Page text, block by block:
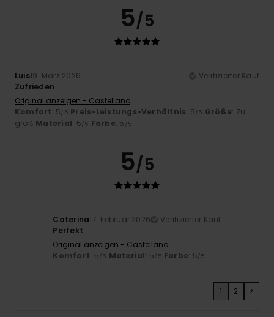
5/5
Luis19. März 2026
Verifizierter Kauf
Zufrieden
Original anzeigen - Castellano
Komfort: 5 /5 Preis-Leistungs-Verhältnis: 5 /5 Größe: Zu
groß Material: 5 /5 Farbe: 5 /5
5/5
Caterina17. Februar 2026
Verifizierter Kauf
Perfekt
Original anzeigen - Castellano
Komfort: 5 /5 Material: 5 /5 Farbe: 5 /5
1 2 >